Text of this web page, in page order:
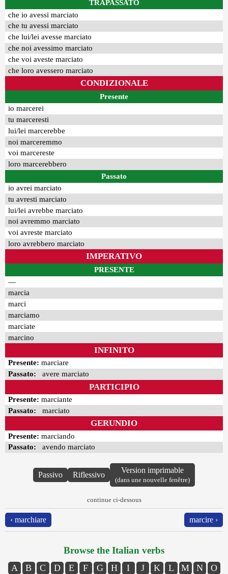
TRAPASSATO
che io avessi marciato
che tu avessi marciato
che lui/lei avesse marciato
che noi avessimo marciato
che voi aveste marciato
che loro avessero marciato
CONDIZIONALE
Presente
io marcerei
tu marceresti
lui/lei marcerebbe
noi marceremmo
voi marcereste
loro marcerebbero
Passato
io avrei marciato
tu avresti marciato
lui/lei avrebbe marciato
noi avremmo marciato
voi avreste marciato
loro avrebbero marciato
IMPERATIVO
PRESENTE
—
marcia
marci
marciamo
marciate
marcino
INFINITO
Presente: marciare
Passato: avere marciato
PARTICIPIO
Presente: marciante
Passato: marciato
GERUNDIO
Presente: marciando
Passato: avendo marciato
Passivo Riflessivo
Version imprimable
(dans une nouvelle fenêtre)
continue ci-dessous
‹ marchiare marcire ›
Browse the Italian verbs
A B C D E F G H I J K L M N
O